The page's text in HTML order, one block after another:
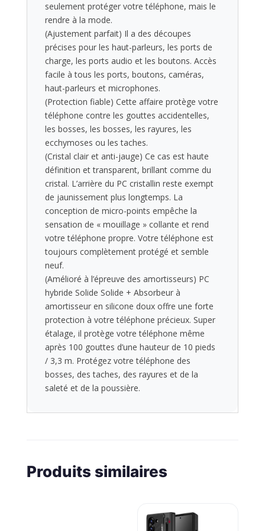
seulement protéger votre téléphone, mais le
rendre à la mode.
(Ajustement parfait) Il a des découpes
précises pour les haut-parleurs, les ports de
charge, les ports audio et les boutons. Accès
facile à tous les ports, boutons, caméras,
haut-parleurs et microphones.
(Protection fiable) Cette affaire protège votre
téléphone contre les gouttes accidentelles,
les bosses, les bosses, les rayures, les
ecchymoses ou les taches.
(Cristal clair et anti-jauge) Ce cas est haute
définition et transparent, brillant comme du
cristal. L’arrière du PC cristallin reste exempt
de jaunissement plus longtemps. La
conception de micro-points empêche la
sensation de « mouillage » collante et rend
votre téléphone propre. Votre téléphone est
toujours complètement protégé et semble
neuf.
(Amélioré à l’épreuve des amortisseurs) PC
hybride Solide Solide + Absorbeur à
amortisseur en silicone doux offre une forte
protection à votre téléphone précieux. Super
étalage, il protège votre téléphone même
après 100 gouttes d’une hauteur de 10 pieds
/ 3,3 m. Protégez votre téléphone des
bosses, des taches, des rayures et de la
saleté et de la poussière.
Produits similaires